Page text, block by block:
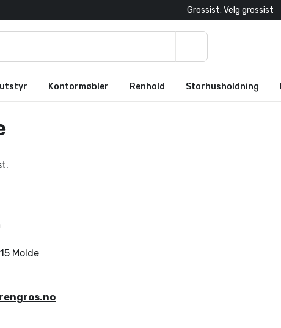
Grossist: Velg grossist
utstyr Kontormøbler Renhold Storhusholdning
Molde